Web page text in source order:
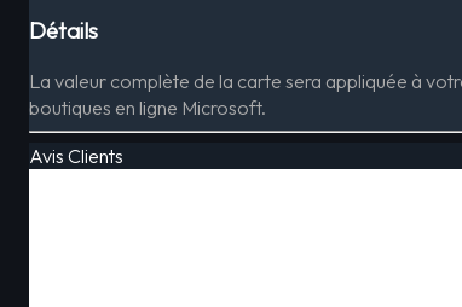
Détails
La valeur complète de la carte sera appliquée à
boutiques en ligne Microsoft.
Avis Clients